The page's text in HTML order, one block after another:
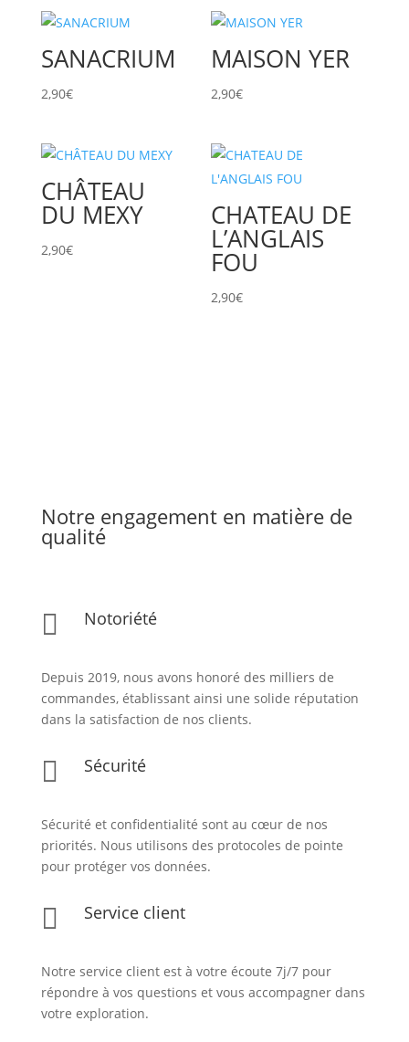
SANACRIUM
2,90€
MAISON YER
2,90€
CHÂTEAU
DU MEXY
2,90€
CHATEAU DE
L’ANGLAIS
FOU
2,90€
Notre engagement en matière de
qualité
 Notoriété
Depuis 2019, nous avons honoré des milliers de
commandes, établissant ainsi une solide réputation
dans la satisfaction de nos clients.
 Sécurité
Sécurité et confidentialité sont au cœur de nos
priorités. Nous utilisons des protocoles de pointe
pour protéger vos données.
 Service client
Notre service client est à votre écoute 7j/7 pour
répondre à vos questions et vous accompagner dans
votre exploration.